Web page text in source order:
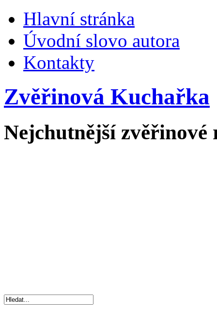
Hlavní stránka
Úvodní slovo autora
Kontakty
Zvěřinová Kuchařka
Nejchutnější zvěřinové